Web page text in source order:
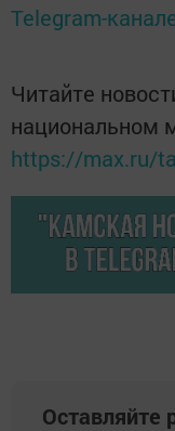
Telegram-
Читайте
национальном
https://max.ru/
Оставляйте